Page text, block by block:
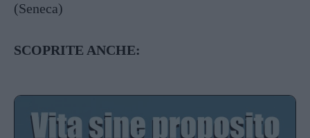
(Seneca)
SCOPRITE ANCHE: